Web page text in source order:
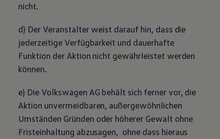
nicht.
d) Der Veranstalter weist darauf hin, dass die
jederzeitige Verfügbarkeit und dauerhafte
Funktion der Aktion nicht gewährleistet werden
können.
e) Die Volkswagen AG behält sich ferner vor, die
Aktion unvermeidbaren, außergewöhnlichen
Umständen Gründen oder höherer Gewalt ohne
Fristeinhaltung abzusagen, ohne dass hieraus